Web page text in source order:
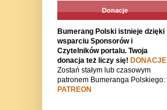
Donacje
Bumerang Polski istnieje dzięki
wsparciu Sponsorów i
Czytelników portalu. Twoja
donacja też liczy się! DONACJE
Zostań stałym lub czasowym
patronem Bumeranga Polskiego:
PATREON